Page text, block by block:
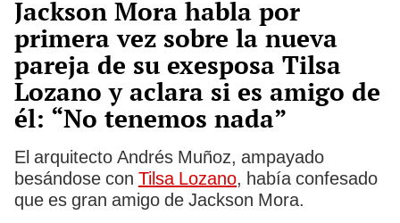
Jackson Mora habla por
primera vez sobre la nueva
pareja de su exesposa Tilsa
Lozano y aclara si es amigo de
él: “No tenemos nada”
El arquitecto Andrés Muñoz, ampayado
besándose con Tilsa Lozano, había confesado
que es gran amigo de Jackson Mora.